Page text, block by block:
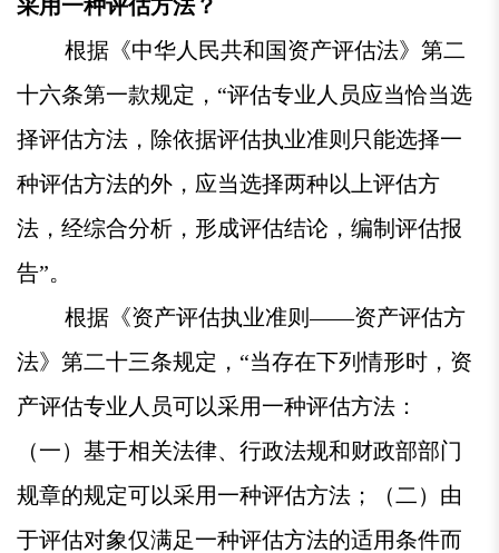
采用一种评估方法？
根据《中华人民共和国资产评估法》第二
十六条第一款规定，“评估专业人员应当恰当选
择评估方法，除依据评估执业准则只能选择一
种评估方法的外，应当选择两种以上评估方
法，经综合分析，形成评估结论，编制评估报
告”。
根据《资产评估执业准则——资产评估方
法》第二十三条规定，“当存在下列情形时，资
产评估专业人员可以采用一种评估方法：
（一）基于相关法律、行政法规和财政部部门
规章的规定可以采用一种评估方法；（二）由
于评估对象仅满足一种评估方法的适用条件而